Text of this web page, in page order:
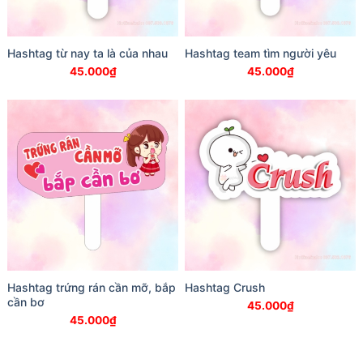
Hashtag từ nay ta là của nhau
45.000₫
Hashtag team tìm người yêu
45.000₫
Hashtag trứng rán cần mỡ, bắp
cần bơ
45.000₫
Hashtag Crush
45.000₫